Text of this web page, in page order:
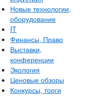
Новые технологии,
оборудование
IT
Финансы, Право
Выставки,
конференции
Экология
Ценовые обзоры
Конкурсы, торги